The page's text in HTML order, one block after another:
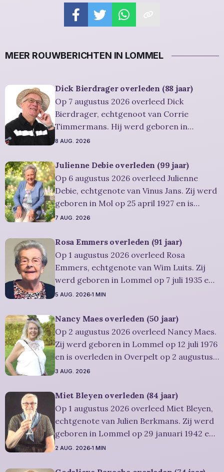
MEER ROUWBERICHTEN IN LOMMEL
Dick Bierdrager overleden (88 jaar)
Op 7 augustus 2026 overleed Dick
Bierdrager, echtgenoot van Corrie
Timmermans. Hij werd geboren in
AMSTERDAM op 12 oktober 1937 en is
Hij was woonachtig in Lommel en werd 88
jaar. Rouwbericht Severens: Er zal een
herdenkingsdienst gehouden worden op
vrijdag 14 augustus
8 AUG. 2026
Julienne Debie overleden (99 jaar)
Op 6 augustus 2026 overleed Julienne
Debie, echtgenote van Vinus Jans. Zij werd
geboren in Mol op 25 april 1927 en is
overleden in Lommel op 6 augustus 2026.
jaar. Rouwbericht Severens: Er is
gelegenheid om in alle rust en stilte
persoonlijk
7 AUG. 2026
Rosa Emmers overleden (91 jaar)
Op 1 augustus 2026 overleed Rosa
Emmers, echtgenote van Wim Luits. Zij
werd geboren in Lommel op 7 juli 1935 en
is overleden in Leopoldsburg op 1
Leopoldsburg en werd 91 jaar.
Rouwbericht Severens: De
afscheidsplechtigheid van Rosa zal in
intieme kring plaatsvinden. Er
5 AUG. 2026 1 MIN
Nancy Maes overleden (50 jaar)
Op 2 augustus 2026 overleed Nancy Maes.
Zij werd geboren in Lommel op 12 juli 1976
en is overleden in Overpelt op 2 augustus
2026. Ze was woonachtig in Lommel en
afscheidsplechtigheid vindt plaats in
besloten kring. Er is gelegenheid om in alle
rust
3 AUG. 2026
Miet Bleyen overleden (84 jaar)
Op 1 augustus 2026 overleed Miet Bleyen,
echtgenote van Julien Berkmans. Zij werd
geboren in Lommel op 29 januari 1942 en
is overleden in Lommel op 1 augustus
2 AUG. 2026 1 MIN